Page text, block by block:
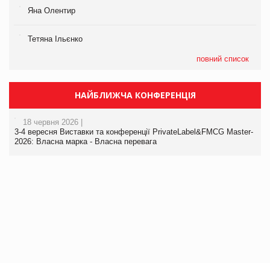
Яна Олентир
Тетяна Ільєнко
повний список
НАЙБЛИЖЧА КОНФЕРЕНЦІЯ
18 червня 2026 |
3-4 вересня Виставки та конференції PrivateLabel&FMCG Master-
2026: Власна марка - Власна перевага